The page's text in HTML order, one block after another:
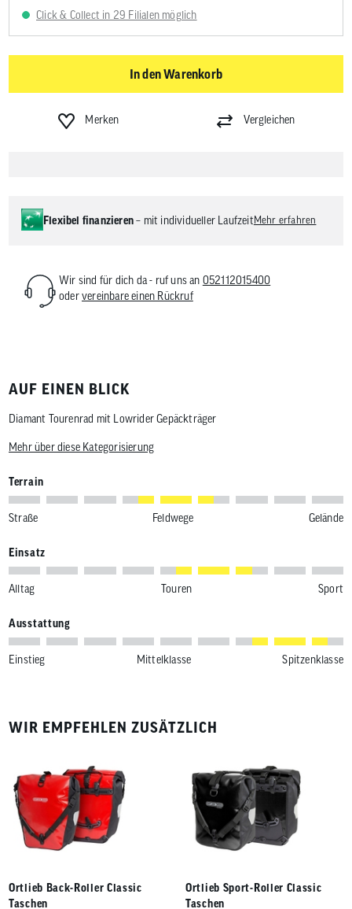
Click & Collect in 29 Filialen möglich
In den Warenkorb
Merken Vergleichen
Flexibel finanzieren– mit individueller Laufzeit Mehr erfahren
Wir sind für dich da - ruf uns an 052112015400
odervereinbare einen Rückruf
AUF EINEN BLICK
Diamant Tourenrad mit Lowrider Gepäckträger
Mehr über diese Kategorisierung
Terrain
Straße Feldwege Gelände
Einsatz
Alltag Touren Sport
Ausstattung
Einstieg Mittelklasse Spitzenklasse
WIR EMPFEHLEN ZUSÄTZLICH
Ortlieb Back-Roller Classic
Taschen
Ortlieb Sport-Roller Classic
Taschen